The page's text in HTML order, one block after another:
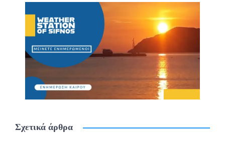
Σχετικά άρθρα